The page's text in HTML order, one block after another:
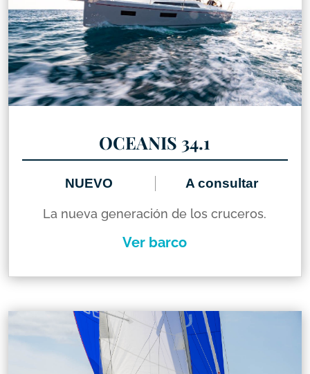
OCEANIS 34.1
NUEVO A consultar
La nueva generación de los cruceros.
Ver barco